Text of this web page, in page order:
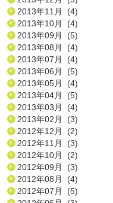
2013年11月 (4)
2013年10月 (4)
2013年09月 (5)
2013年08月 (4)
2013年07月 (4)
2013年06月 (5)
2013年05月 (4)
2013年04月 (5)
2013年03月 (4)
2013年02月 (3)
2012年12月 (2)
2012年11月 (3)
2012年10月 (2)
2012年09月 (3)
2012年08月 (4)
2012年07月 (5)